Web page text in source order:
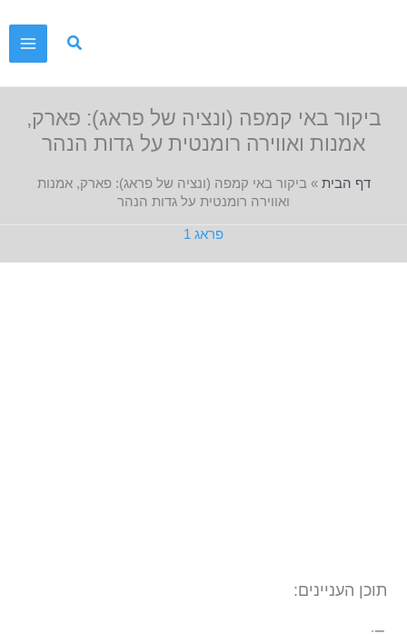
ביקור באי קמפה (ונציה של פראג): פארק,
אמנות ואווירה רומנטית על גדות הנהר
דף הבית » ביקור באי קמפה (ונציה של פראג): פארק, אמנות
ואווירה רומנטית על גדות הנהר
פראג 1
תוכן העניינים: